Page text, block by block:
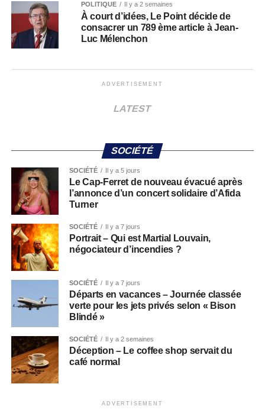
POLITIQUE Il y a 2 semaines
À court d’idées, Le Point décide de
consacrer un 789 ème article à Jean-
Luc Mélenchon
ADVERTISEMENT
LATEST
SOCIÉTÉ
SOCIÉTÉ Il y a 5 jours
Le Cap-Ferret de nouveau évacué après
l’annonce d’un concert solidaire d’Afida
Turner
SOCIÉTÉ Il y a 7 jours
Portrait – Qui est Martial Louvain,
négociateur d’incendies ?
SOCIÉTÉ Il y a 7 jours
Départs en vacances – Journée classée
verte pour les jets privés selon « Bison
Blindé »
SOCIÉTÉ Il y a 2 semaines
Déception – Le coffee shop servait du
café normal
ADVERTISEMENT